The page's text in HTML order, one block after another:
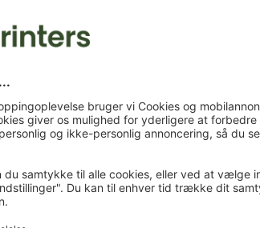
dine trykfiler før eller efter du afslutter